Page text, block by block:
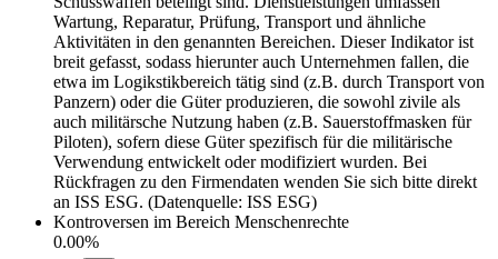
Wartung, Reparatur, Prüfung, Transport und ähnliche
Aktivitäten in den genannten Bereichen. Dieser Indikator ist
breit gefasst, sodass hierunter auch Unternehmen fallen, die
etwa im Logikstikbereich tätig sind (z.B. durch Transport von
Panzern) oder die Güter produzieren, die sowohl zivile als
auch militärsche Nutzung haben (z.B. Sauerstoffmasken für
Piloten), sofern diese Güter spezifisch für die militärische
Verwendung entwickelt oder modifiziert wurden. Bei
Rückfragen zu den Firmendaten wenden Sie sich bitte direkt
an ISS ESG. (Datenquelle: ISS ESG)
Kontroversen im Bereich Menschenrechte
0.00%